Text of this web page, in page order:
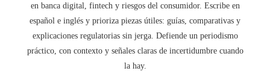
en banca digital, fintech y riesgos del consumidor. Escribe en
español e inglés y prioriza piezas útiles: guías, comparativas y
explicaciones regulatorias sin jerga. Defiende un periodismo
práctico, con contexto y señales claras de incertidumbre cuando
la hay.